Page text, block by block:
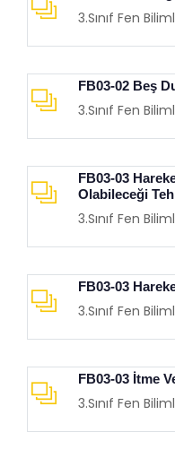
3.Sınıf Fen
FB03-02 Beş
3.Sınıf Fen
FB03-03
Olabileceği
3.Sınıf Fen
FB03-03
3.Sınıf Fen
FB03-03 İtme
3.Sınıf Fen